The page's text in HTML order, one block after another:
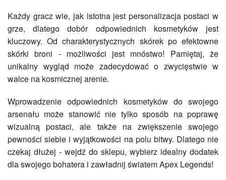
Każdy gracz wie, jak istotna jest personalizacja postaci w
grze, dlatego dobór odpowiednich kosmetyków jest
kluczowy. Od charakterystycznych skórek po efektowne
skórki broni - możliwości jest mnóstwo! Pamiętaj, że
unikalny wygląd może zadecydować o zwycięstwie w
walce na kosmicznej arenie.
Wprowadzenie odpowiednich kosmetyków do swojego
arsenału może stanowić nie tylko sposób na poprawę
wizualną postaci, ale także na zwiększenie swojego
pewności siebie i wyjątkowości na polu bitwy. Dlatego nie
czekaj dłużej - wejdź do sklepu, wybierz idealny dodatek
dla swojego bohatera i zawładnij światem Apex Legends!